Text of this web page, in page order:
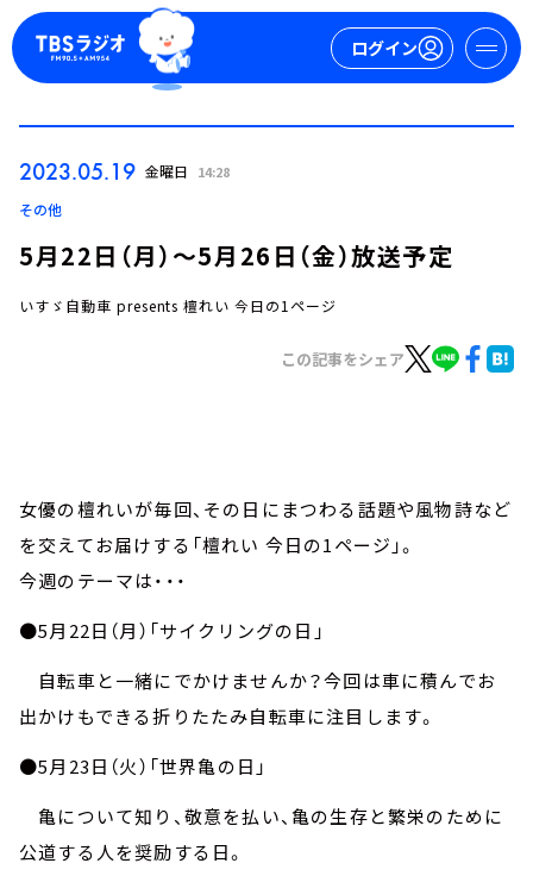
ログイン
TBS Podcast
お知らせ
イベント・グッズ
会社情報
2023.05.19 金曜日 14:28
その他
5月22日（月）～5月26日（金）放送予定
いすゞ自動車 presents 檀れい 今日の1ページ
この記事をシェア
女優の檀れいが毎回、その日にまつわる話題や風物詩など
を交えてお届けする「檀れい 今日の1ページ」。
今週のテーマは・・・
●5月22日（月）「サイクリングの日」
自転車と一緒にでかけませんか？今回は車に積んでお
出かけもできる折りたたみ自転車に注目します。
●5月23日（火）「世界亀の日」
亀について知り、敬意を払い、亀の生存と繁栄のために
公道する人を奨励する日。